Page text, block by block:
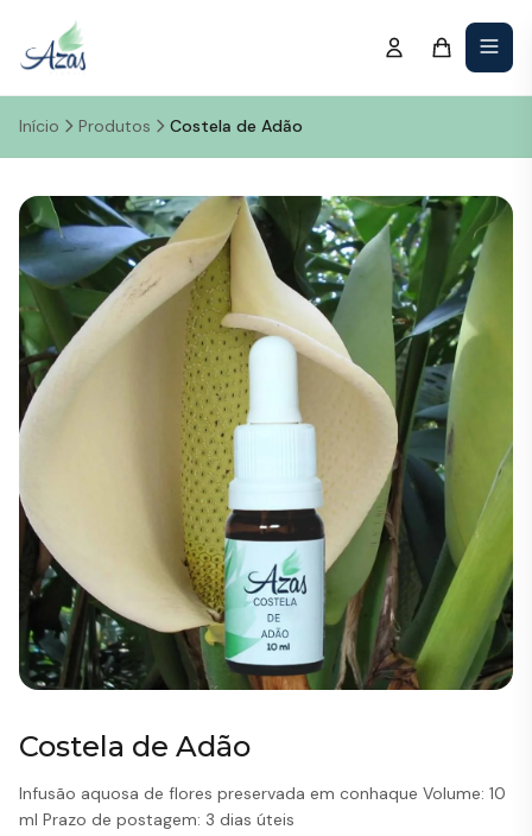
Início Produtos Costela de Adão
Costela de Adão
Infusão aquosa de flores preservada em conhaque Volume: 10
ml Prazo de postagem: 3 dias úteis